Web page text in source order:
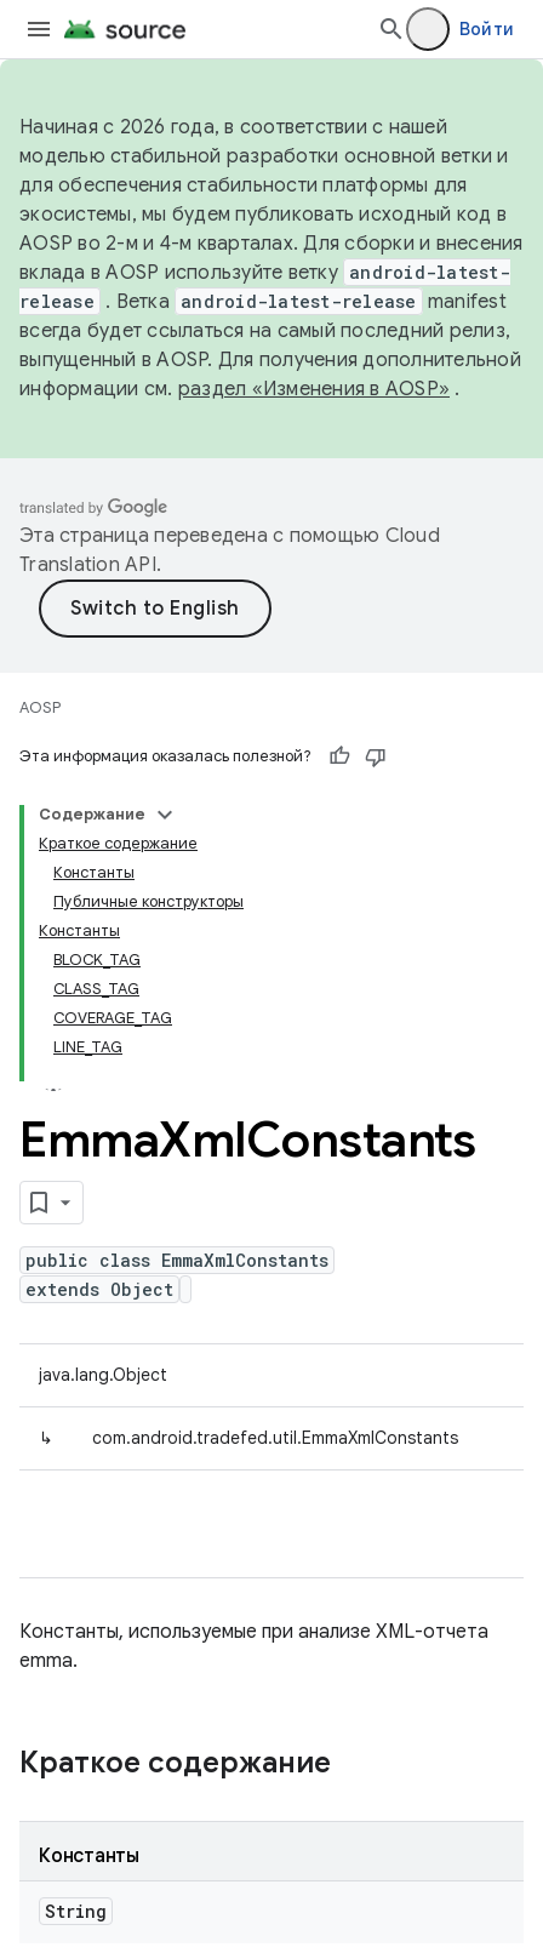
Войти
Начиная с 2026 года, в соответствии с нашей
моделью стабильной разработки основной ветки и
для обеспечения стабильности платформы для
экосистемы, мы будем публиковать исходный код в
AOSP во 2-м и 4-м кварталах. Для сборки и внесения
вклада в AOSP используйте ветку android-latest-
release . Ветка android-latest-release manifest
всегда будет ссылаться на самый последний релиз,
выпущенный в AOSP. Для получения дополнительной
информации см. раздел «Изменения в AOSP» .
Эта страница переведена с помощью Cloud
Translation API.
AOSP
Эта информация оказалась полезной?
Содержание
Краткое содержание
Константы
Публичные конструкторы
Константы
BLOCK_TAG
CLASS_TAG
COVERAGE_TAG
LINE_TAG
EmmaXmlConstants
public class EmmaXmlConstants
extends Object
java.lang.Object
↳ com.android.tradefed.util.EmmaXmlConstants
Константы, используемые при анализе XML-отчета
emma.
Краткое содержание
Константы
String